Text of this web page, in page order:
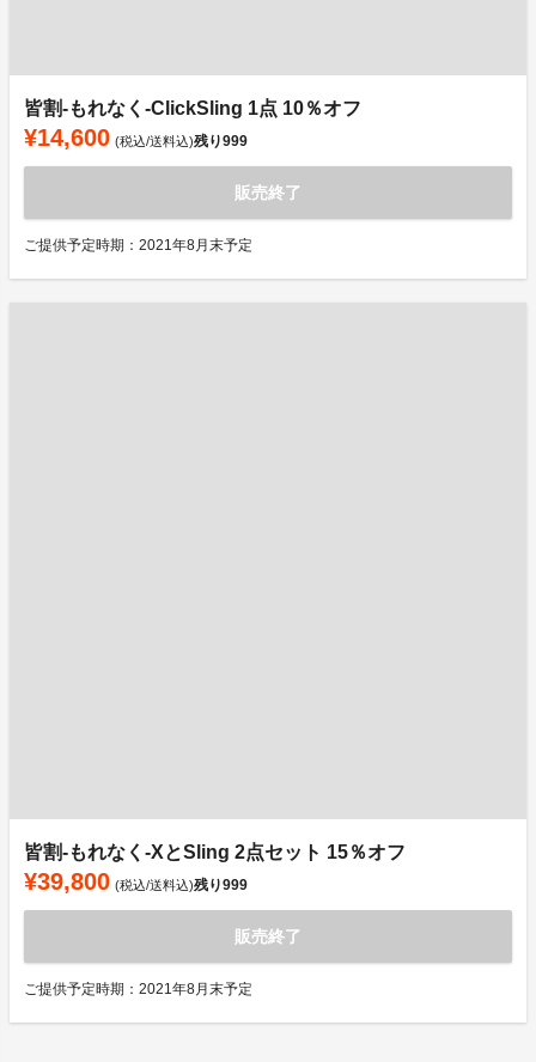
皆割-もれなく-ClickSling 1点 10％オフ
¥14,600 (税込/送料込)残り999
販売終了
ご提供予定時期：2021年8月末予定
皆割-もれなく-XとSling 2点セット 15％オフ
¥39,800 (税込/送料込)残り999
販売終了
ご提供予定時期：2021年8月末予定